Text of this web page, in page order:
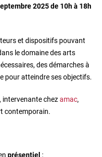
2025 de 10h à 18h
et dispositifs pouvant
le domaine des arts
des démarches à
pour atteindre ses objectifs.
, intervenante chezamac,
contemporain.
présentiel ;